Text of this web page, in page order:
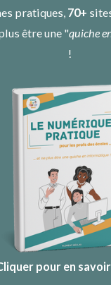
pratiques, 70+
être une "quiche
!
pour en